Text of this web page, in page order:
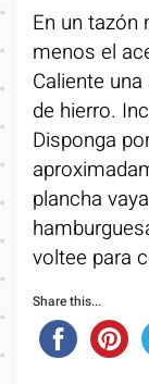
En un tazón
menos el
Caliente
de hierro.
Disponga
plancha
voltee para
Share this...